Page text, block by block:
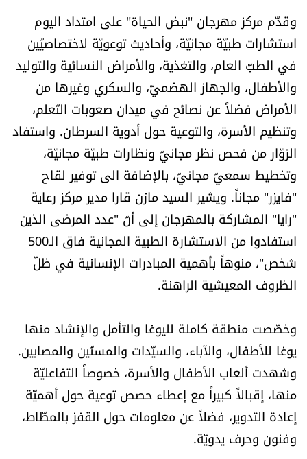
وقدّم مركز مهرجان "نبض الحياة" على امتداد اليوم
استشارات طبيّة مجانيّة، وأحاديث توعويّة لاختصاصيّين
في الطبّ العام، والتغذية، والأمراض النسائية والتوليد
والأطفال، والجهاز الهضميّ، والسكري وغيرها من
الأمراض فضلاً عن نصائح في ميدان صعوبات التّعلم،
وتنظيم الأسرة، والتوعية حول أدوية السرطان. واستفاد
الزوّار من فحص نظر مجانيّ ونظارات طبيّة مجانيّة،
وتخطيط سمعيّ مجانيّ، بالإضافة الى توفير لقاح
"فايزر" مجاناً. ويشير السيد مازن قارا مدير مركز رعاية
"رايا" المشاركة بالمهرجان إلى أنّ "عدد المرضى الذين
استفادوا من الاستشارة الطبية المجانية فاق الـ500
شخص"، منوهاً بأهمية المبادرات الإنسانية في ظلّ
الظروف المعيشية الراهنة.
وخصّصت منطقة كاملة لليوغا والتأمل والإنشاد منها
يوغا للأطفال، والآباء، والسيّدات والمسنّين والمصابين.
وشهدت ألعاب الأطفال والأسرة، خصوصاً التفاعليّة
منها، إقبالاً كبيراً مع إعطاء حصص توعية حول أهميّة
إعادة التدوير، فضلاً عن معلومات حول القفز بالمطّاط،
وفنون وحرف يدويّة.